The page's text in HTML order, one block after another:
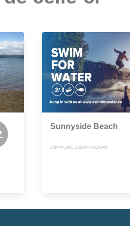
Sunnyside Beach
EMMA LAKE, SASKATCHEWAN